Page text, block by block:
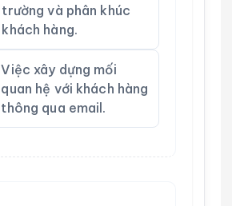
trường và phân khúc
khách hàng.
Việc xây dựng mối
quan hệ với khách hàng
thông qua email.